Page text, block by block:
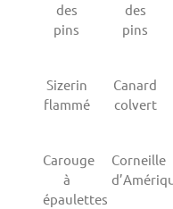
des
pins
des
pins
Sizerin
flammé
Canard
colvert
Carouge
à
épaulettes
Corneille